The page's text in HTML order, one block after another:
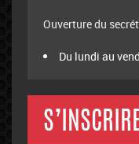
Ouverture du
Du lundi au